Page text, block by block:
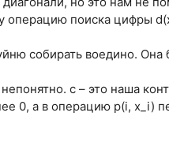
операцию поиска цифры
собирать воедино. Она
с – это наша
0, а в операцию p(i, x_i)